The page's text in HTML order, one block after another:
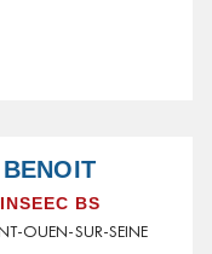
BENOIT
INSEEC BS
OUEN-SUR-SEINE